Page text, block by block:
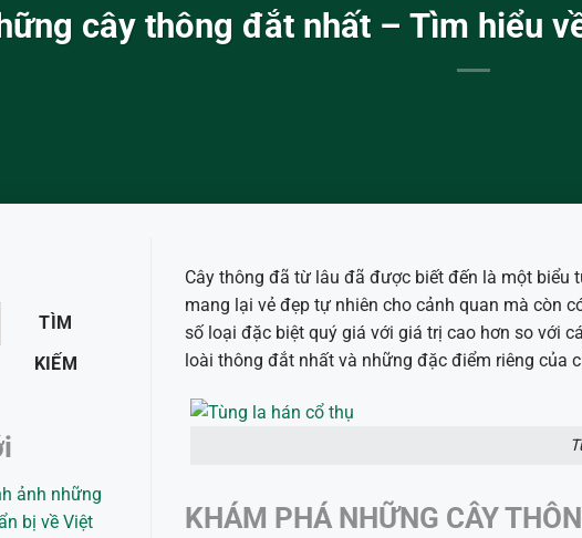
cây thông đắt nhất – Tìm hiểu
TÌM
KIẾM
ảnh những
bị về Việt
Cây thông đã từ lâu đã được biết đến là một biểu
mang lại vẻ đẹp tự nhiên cho cảnh quan mà còn
số loại đặc biệt quý giá với giá trị cao hơn so với
loài thông đắt nhất và những đặc điểm riêng của
KHÁM PHÁ NHỮNG CÂY